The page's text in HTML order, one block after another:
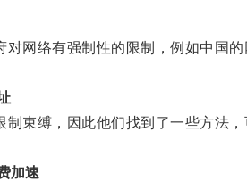
络有强制性的限制，例如中国的
缚，因此他们找到了一些方法，
加速